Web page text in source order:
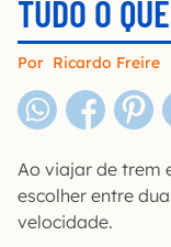
TUDO O
Por Ricardo Freire
Ao viajar de trem
escolher entre
velocidade.